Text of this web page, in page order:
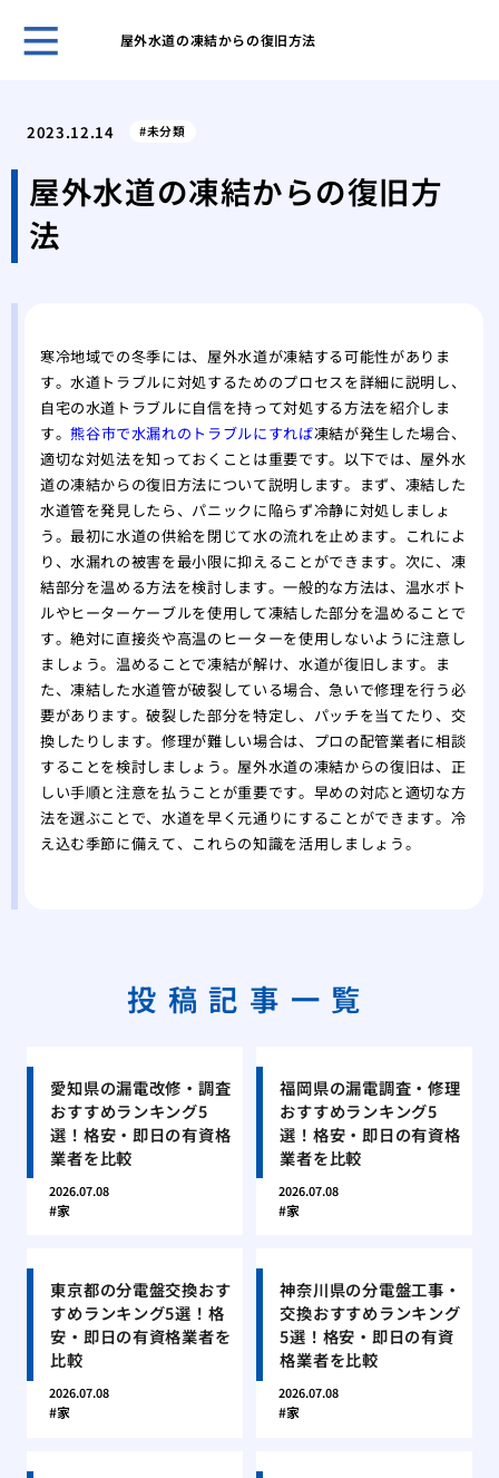
屋外水道の凍結からの復旧方法
2023.12.14 未分類
屋外水道の凍結からの復旧方
法
寒冷地域での冬季には、屋外水道が凍結する可能性がありま
す。水道トラブルに対処するためのプロセスを詳細に説明し、
自宅の水道トラブルに自信を持って対処する方法を紹介しま
す。熊谷市で水漏れのトラブルにすれば凍結が発生した場合、
適切な対処法を知っておくことは重要です。以下では、屋外水
道の凍結からの復旧方法について説明します。まず、凍結した
水道管を発見したら、パニックに陥らず冷静に対処しましょ
う。最初に水道の供給を閉じて水の流れを止めます。これによ
り、水漏れの被害を最小限に抑えることができます。次に、凍
結部分を温める方法を検討します。一般的な方法は、温水ボト
ルやヒーターケーブルを使用して凍結した部分を温めることで
す。絶対に直接炎や高温のヒーターを使用しないように注意し
ましょう。温めることで凍結が解け、水道が復旧します。ま
た、凍結した水道管が破裂している場合、急いで修理を行う必
要があります。破裂した部分を特定し、パッチを当てたり、交
換したりします。修理が難しい場合は、プロの配管業者に相談
することを検討しましょう。屋外水道の凍結からの復旧は、正
しい手順と注意を払うことが重要です。早めの対応と適切な方
法を選ぶことで、水道を早く元通りにすることができます。冷
え込む季節に備えて、これらの知識を活用しましょう。
投稿記事一覧
愛知県の漏電改修・調査
おすすめランキング5
選！格安・即日の有資格
業者を比較
2026.07.08
家
福岡県の漏電調査・修理
おすすめランキング5
選！格安・即日の有資格
業者を比較
2026.07.08
家
東京都の分電盤交換おす
すめランキング5選！格
安・即日の有資格業者を
比較
2026.07.08
家
神奈川県の分電盤工事・
交換おすすめランキング
5選！格安・即日の有資
格業者を比較
2026.07.08
家